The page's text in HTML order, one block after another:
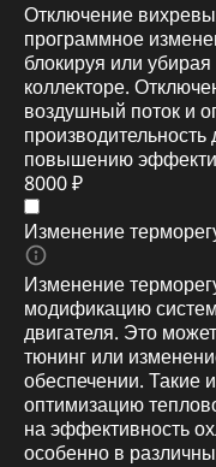
Отключение
программное
блокируя или
коллекторе.
воздушный поток и
производительность
повышению
8000 ₽
Изменение
Изменение
модификацию
двигателя. Это
тюнинг или
обеспечении. Такие
оптимизацию
на эффективность
особенно в